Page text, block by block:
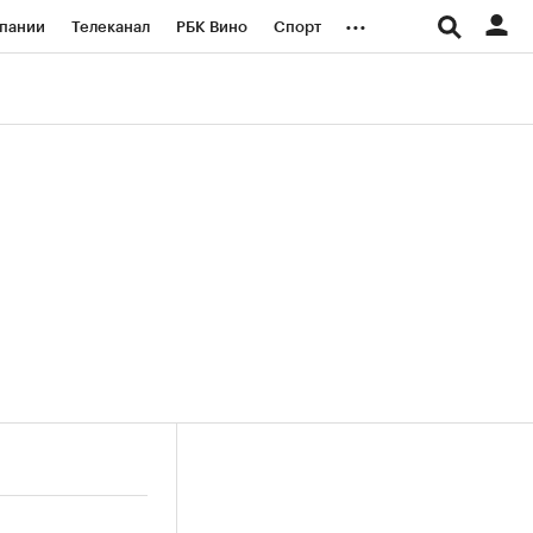
Телеканал РБК Вино Спорт ...